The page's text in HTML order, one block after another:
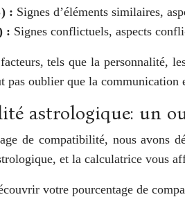
: Signes d’éléments similaires,
: Signes conflictuels, aspects
tels que la personnalité,
oublier que la communication
astrologique: un
de compatibilité, nous avons
et la calculatrice vous
votre pourcentage de